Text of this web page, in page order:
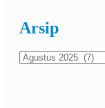
Arsip
Arsip